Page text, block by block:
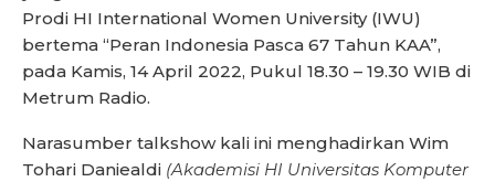
Prodi HI International Women University (IWU)
bertema “Peran Indonesia Pasca 67 Tahun KAA”,
pada Kamis, 14 April 2022, Pukul 18.30 – 19.30 WIB di
Metrum Radio.
Narasumber talkshow kali ini menghadirkan Wim
Tohari Daniealdi (Akademisi HI Universitas Komputer